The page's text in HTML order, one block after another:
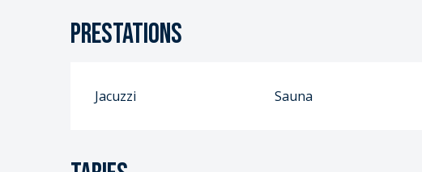
Prestations
Jacuzzi Sauna